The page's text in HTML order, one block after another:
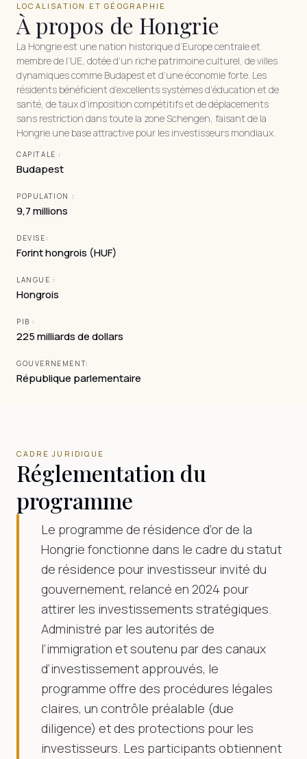
LOCALISATION ET GÉOGRAPHIE
À propos de Hongrie
La Hongrie est une nation historique d’Europe centrale et
membre de l’UE, dotée d’un riche patrimoine culturel, de villes
dynamiques comme Budapest et d’une économie forte. Les
résidents bénéficient d’excellents systèmes d’éducation et de
santé, de taux d’imposition compétitifs et de déplacements
sans restriction dans toute la zone Schengen, faisant de la
Hongrie une base attractive pour les investisseurs mondiaux.
CAPITALE :
Budapest
POPULATION :
9,7 millions
DEVISE:
Forint hongrois (HUF)
LANGUE :
Hongrois
PIB :
225 milliards de dollars
GOUVERNEMENT:
République parlementaire
CADRE JURIDIQUE
Réglementation du
programme
Le programme de résidence d’or de la
Hongrie fonctionne dans le cadre du statut
de résidence pour investisseur invité du
gouvernement, relancé en 2024 pour
attirer les investissements stratégiques.
Administré par les autorités de
l’immigration et soutenu par des canaux
d’investissement approuvés, le
programme offre des procédures légales
claires, un contrôle préalable (due
diligence) et des protections pour les
investisseurs. Les participants obtiennent